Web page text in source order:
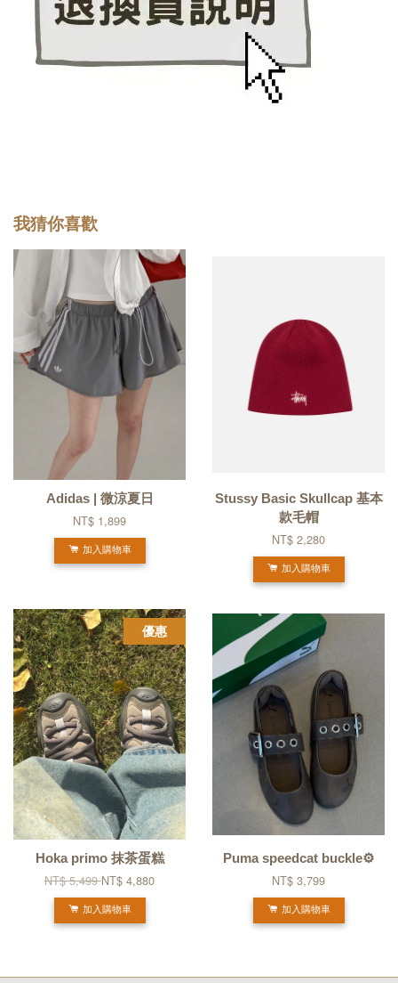
我猜你喜歡
Adidas | 微涼夏日
NT$ 1,899
加入購物車
Stussy Basic Skullcap 基本
款毛帽
NT$ 2,280
加入購物車
優惠
Hoka primo 抹茶蛋糕
NT$ 5,499NT$ 4,880
加入購物車
Puma speedcat buckle⚙️
NT$ 3,799
加入購物車